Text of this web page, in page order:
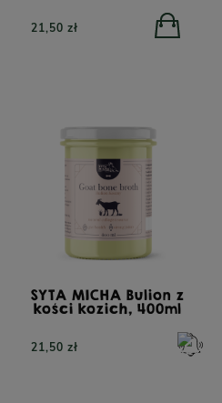
21,50 zł
SYTA MICHA Bulion z
kości kozich, 400ml
21,50 zł